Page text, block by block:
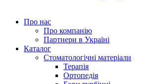
Про нас
Про компанію
Партнери в Україні
Каталог
Стоматологічні матеріали
Терапія
Ортопедія